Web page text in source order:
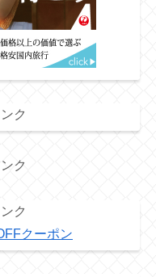
ク
ク
ク
クーポン